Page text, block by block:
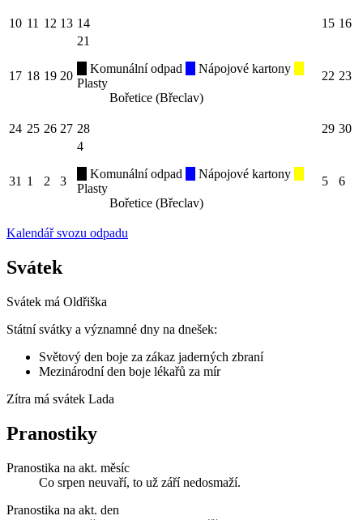
10 11 12 13 14 15 16
17 18 19 20
21
Komunální odpad
Nápojové kartony
Plasty
Bořetice (Břeclav)
22 23
24 25 26 27 28 29 30
31 1 2 3
4
Komunální odpad
Nápojové kartony
Plasty
Bořetice (Břeclav)
5 6
Kalendář svozu odpadu
Svátek
Svátek má Oldřiška
Státní svátky a významné dny na dnešek:
Světový den boje za zákaz jaderných zbraní
Mezinárodní den boje lékařů za mír
Zítra má svátek Lada
Pranostiky
Pranostika na akt. měsíc
Co srpen neuvaří, to už září nedosmaží.
Pranostika na akt. den